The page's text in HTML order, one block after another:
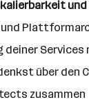
und
deiner
über den
zusammen